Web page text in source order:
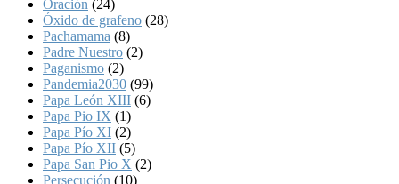
Oración (24)
Óxido de grafeno (28)
Pachamama (8)
Padre Nuestro (2)
Paganismo (2)
Pandemia2030 (99)
Papa León XIII (6)
Papa Pio IX (1)
Papa Pío XI (2)
Papa Pío XII (5)
Papa San Pio X (2)
Persecución (10)